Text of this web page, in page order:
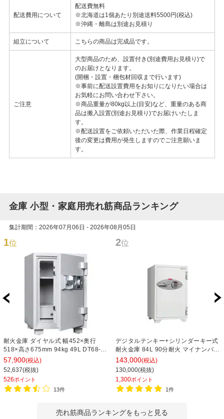
配送費用について
配送費無料
※北海道は1個あたり別途送料5500円(税込)
※沖縄・離島は別途お見積り
組立について こちらの商品は完成品です。
ご注意
大型商品のため、設置付き(別途費用お見積り)で
のお届けとなります。
(開梱・設置・梱包材回収まで行います)
※事前に配送設置費用をお知りになりたい場合は
お気軽にお問い合わせ下さい。
※商品重量が80kg以上(目安)など、重量のある商
品は搬入設置(別途お見積り)でお届けいたしま
す。
※配送設置をご依頼いただいた際、作業日程確定
後の変更は費用が発生しますのでご注意願いま
す。
金庫 小型・家庭用売れ筋商品ランキング
集計期間：2026年07月06日 - 2026年08月05日
1位
耐火金庫 ダイヤル式 幅452×奥行
518×高さ675mm 94kg 49L DT68-
DX【ダイヤセーフ】オフィス 金庫
事務所 大型金庫 業務用 家庭用金庫
57,900(税込)
52,637(税抜)
526ポイント
13件
2位
デジタルテンキー+シリンダーキー式
耐火金庫 84L 90分耐火 マイナンバー
推奨
143,000(税込)
130,000(税抜)
1,300ポイント
1件
売れ筋商品ランキングをもっと見る